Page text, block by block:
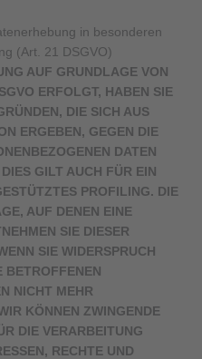
in besonderen
(Art. 21 DSGVO)
AUF GRUNDLAGE VON
ERFOLGT, HABEN SIE
DIE SICH AUS
ERGEBEN, GEGEN DIE
DATEN
GILT AUCH FÜR EIN
PROFILING. DIE
AUF DENEN EINE
SIE DIESER
SIE WIDERSPRUCH
BETROFFENEN
NICHT MEHR
KÖNNEN ZWINGENDE
DIE VERARBEITUNG
RECHTE UND